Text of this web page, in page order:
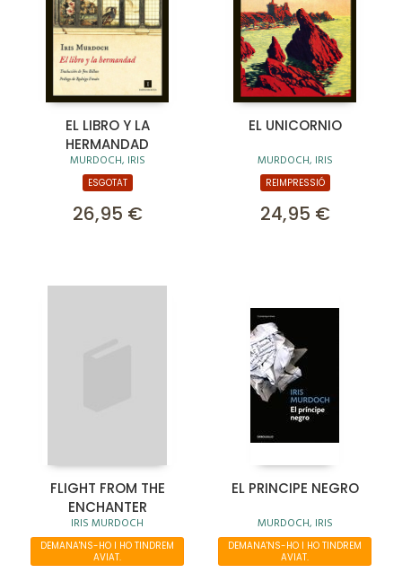
EL LIBRO Y LA
HERMANDAD
MURDOCH, IRIS
ESGOTAT
26,95 €
EL UNICORNIO
MURDOCH, IRIS
REIMPRESSIÓ
24,95 €
FLIGHT FROM THE
ENCHANTER
IRIS MURDOCH
DEMANA'NS-HO I HO TINDREM
AVIAT.
EL PRINCIPE NEGRO
MURDOCH, IRIS
DEMANA'NS-HO I HO TINDREM
AVIAT.